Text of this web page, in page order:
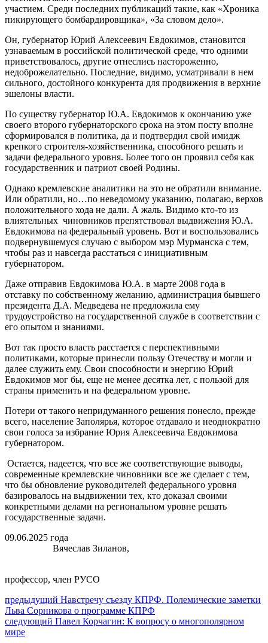
участием. Среди последних публикаций такие, как «Хроника
пикирующего бомбардировщика», «За словом дело».
Он, губернатор Юрий Алексеевич Евдокимов, становится
узнаваемым в российской политической среде, что одними
приветствовалось, другие отнеслись настороженно,
недоброжелательно. Последние, видимо, усматривали в нем
сильного, достойного конкурента для продвижения в верхние
эшелоны власти.
По существу губернатор Ю.А. Евдокимов к окончанию уже
своего второго губернаторского срока на этом посту вполне
сформировался в политика, да и подтвердил свой имидж
крепкого строителя-хозяйственника, способного решать и
задачи федерального уровня. Более того он проявил себя как
государственник и патриот своей Родины.
Однако кремлевские аналитики на это не обратили внимание.
Или обратили, но…по неведомому указанию, полагаю, верхов
положительного хода не дали. А жаль. Видимо кто-то из
влиятельных чиновников препятствовал выдвижения Ю.А.
Евдокимова на федеральный уровень. Вот и воспользовались
подвернувшемуся случаю с выбором мэр Мурманска с тем,
чтобы раз и навсегда расстаться с инициативным
губернатором.
Даже отправив Евдокимова Ю.А. в марте 2008 года в
отставку по собственному желанию, администрация бывшего
президента Д.А. Медведева не предложила ему
трудоустройство на государственной службе в соответствии с
его опытом и знаниями.
Вот так просто власть расстается с перспективными
политиками, которые принесли пользу Отечеству и могли и
далее служить ему. Свои способности и энергию Юрий
Евдокимов мог бы, еще не менее десятка лет, с пользой для
страны применить и на федеральном уровне.
Потери от такого непридуманного решения понесло, прежде
всего, население Заполярья, которое отдавало и неоднократно
свои голоса за избрание Юрия Алексеевича Евдокимова
губернатором.
Остается, надеется, что все же соответствующие выводы,
современные кремлевские чиновники все же сделает с тем,
что бы обновление руководителей федерального уровня
базировалось на выдвижении тех, кто доказал своими
конкретными делами на региональном уровне решать
государственные задачи.
09.06.2025 года
Вячеслав Зиланов,
профессор, член РУСО
Навигация
по
записям
предыдущий Предыдущий
пост:
Навстречу съезду КПРФ. Полемические заметки
Льва Сорникова о программе КПРФ
следующий Следующее
Павел Корчагин: К вопросу о многополярном
мире